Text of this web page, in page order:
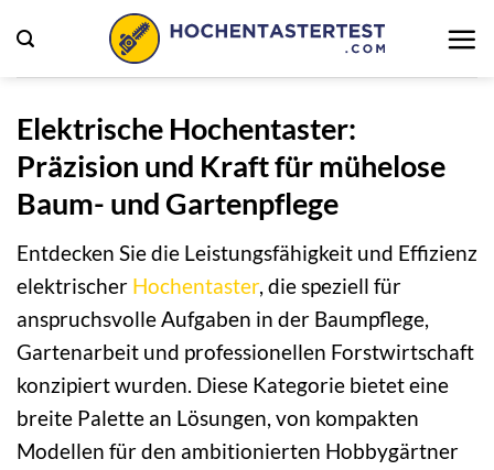
Inhalt
springen
Elektrische Hochentaster:
Präzision und Kraft für mühelose
Baum- und Gartenpflege
Entdecken Sie die Leistungsfähigkeit und Effizienz
elektrischer Hochentaster, die speziell für
anspruchsvolle Aufgaben in der Baumpflege,
Gartenarbeit und professionellen Forstwirtschaft
konzipiert wurden. Diese Kategorie bietet eine
breite Palette an Lösungen, von kompakten
Modellen für den ambitionierten Hobbygärtner